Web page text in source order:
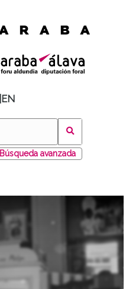
EN
Búsqueda avanzada